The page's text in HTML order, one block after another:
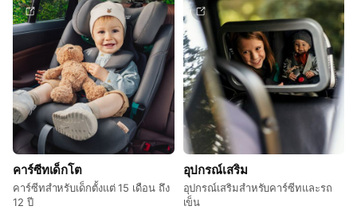
คาร์ซีทเด็กโต
คาร์ซีทสำหรับเด็กตั้งแต่ 15 เดือน ถึง
12 ปี
อุปกรณ์เสริม
อุปกรณ์เสริมสำหรับคาร์ซีทและรถ
เข็น